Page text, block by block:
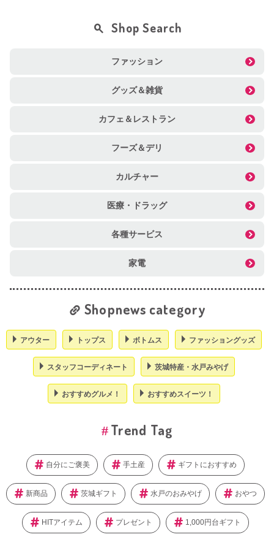
Shop Search
ファッション
グッズ＆雑貨
カフェ＆レストラン
フーズ＆デリ
カルチャー
医療・ドラッグ
各種サービス
家電
Shopnews category
アウター トップス ボトムス ファッショングッズ
スタッフコーディネート 茨城特産・水戸みやげ
おすすめグルメ！ おすすめスイーツ！
Trend Tag
自分にご褒美 手土産 ギフトにおすすめ
新商品 茨城ギフト 水戸のおみやげ おやつ
HITアイテム プレゼント 1,000円台ギフト